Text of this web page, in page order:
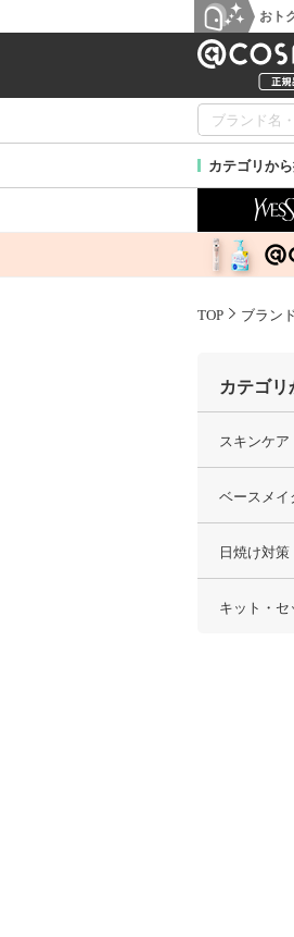
おト
カテゴリか
TOP ブラン
カテゴリ
スキンケア
ベースメイ
日焼け対策
キット・セ